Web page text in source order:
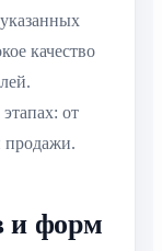
качество
от
продажи.
и форм